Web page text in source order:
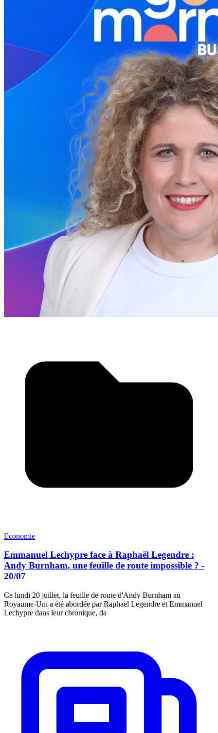
Economie
Emmanuel Lechypre face à Raphaël Legendre :
Andy Burnham, une feuille de route impossible ? -
20/07
Ce lundi 20 juillet, la feuille de route d'Andy Burnham au
Royaume-Uni a été abordée par Raphaël Legendre et Emmanuel
Lechypre dans leur chronique, da